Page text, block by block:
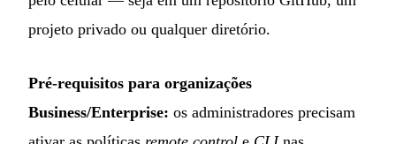
projeto privado ou qualquer diretório.
Pré-requisitos para organizações
Business/Enterprise: os administradores precisam